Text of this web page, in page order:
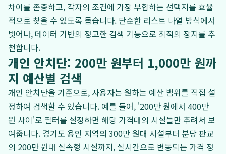
차이를 존중하고, 각자의 조건에 가장 부합하는 선택지를 효율
적으로 찾을 수 있도록 돕습니다. 단순한 리스트 나열 방식에서
벗어나, 데이터 기반의 정교한 검색 기능으로 최적의 장지를 추
천합니다.
개인 안치단: 200만 원부터 1,000만 원까
지 예산별 검색
개인 안치단을 기준으로, 사용자는 원하는 예산 범위를 직접 설
정하여 검색할 수 있습니다. 예를 들어, '200만 원에서 400만
원 사이'로 필터를 설정하면 해당 가격대의 시설들만 추려서 보
여줍니다. 경기도 용인 지역의 300만 원대 시설부터 분당 판교
의 200만 원대 실속형 시설까지, 실시간으로 변동되는 가격 정